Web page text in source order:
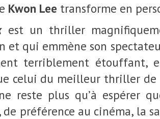
Kwon Lee transforme en
est un thriller
et qui emmène son
terriblement étouffant,
celui du meilleur thriller
reste plus qu’à espérer
préférence au cinéma, la